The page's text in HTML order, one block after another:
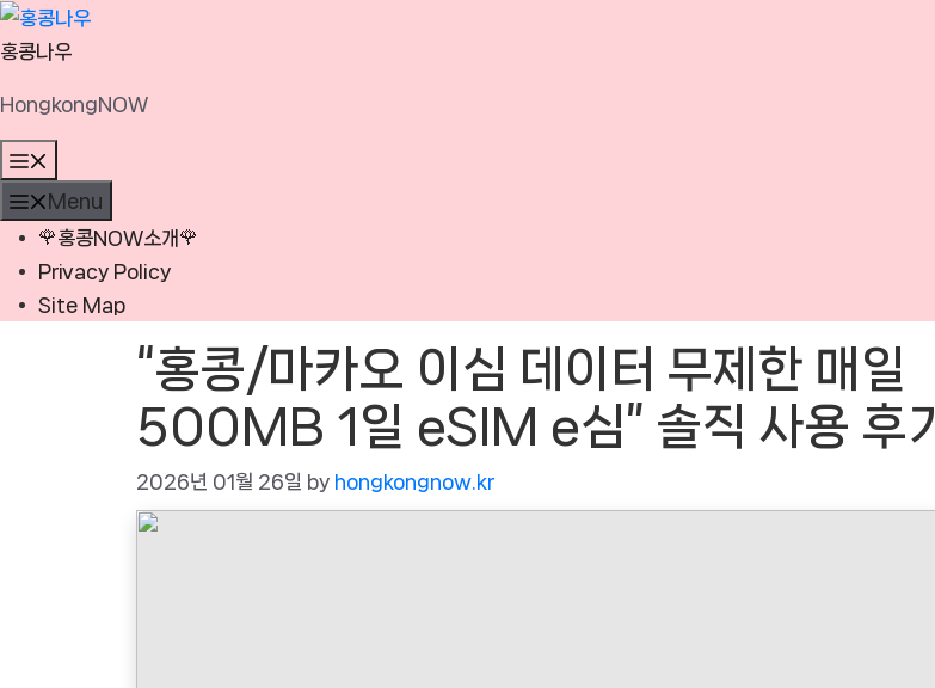
Skip
to
홍콩나우
HongkongNOW
Menu
🌹홍콩NOW소개🌹
Privacy Policy
Site Map
“홍콩/마카오 이심 데이터 무제한 매일
500MB 1일 eSIM e심” 솔직 사용 후기
2026년 01월 26일 by hongkongnow.kr